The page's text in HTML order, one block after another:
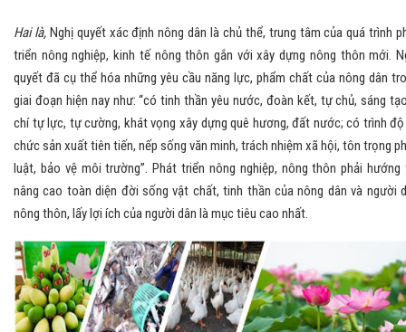
Hai là,Nghị quyết xác định nông dân là chủ thể, trung tâm của quá trình
triển nông nghiệp, kinh tế nông thôn gắn với xây dựng nông thôn mới.
quyết đã cụ thể hóa những yêu cầu năng lực, phẩm chất của nông dân
giai đoạn hiện nay như: “có tinh thần yêu nước, đoàn kết, tự chủ, sáng
chí tự lực, tự cường, khát vọng xây dựng quê hương, đất nước; có trình
chức sản xuất tiên tiến, nếp sống văn minh, trách nhiệm xã hội, tôn trọng
luật, bảo vệ môi trường”. Phát triển nông nghiệp, nông thôn phải
nâng cao toàn diện đời sống vật chất, tinh thần của nông dân và người
nông thôn, lấy lợi ích của người dân là mục tiêu cao nhất.